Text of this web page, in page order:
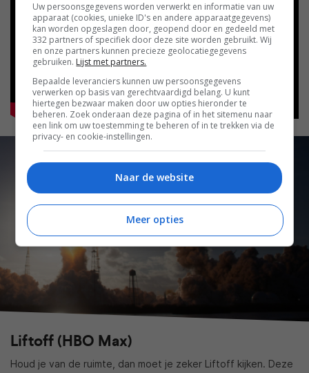
Liftoff (HBO Max)
Houd je van de ruimte, dan moet je zeker Liftoff kijken. Deze
Uw persoonsgegevens worden verwerkt en informatie van uw
apparaat (cookies, unieke ID's en andere apparaatgegevens)
kan worden opgeslagen door, geopend door en gedeeld met
332 partners of specifiek door deze site worden gebruikt. Wij
en onze partners kunnen precieze geolocatiegegevens
gebruiken. Lijst met partners.
Bepaalde leveranciers kunnen uw persoonsgegevens
verwerken op basis van gerechtvaardigd belang. U kunt
hiertegen bezwaar maken door uw opties hieronder te
beheren. Zoek onderaan deze pagina of in het sitemenu naar
een link om uw toestemming te beheren of in te trekken via de
privacy- en cookie-instellingen.
Naar de website
Meer opties